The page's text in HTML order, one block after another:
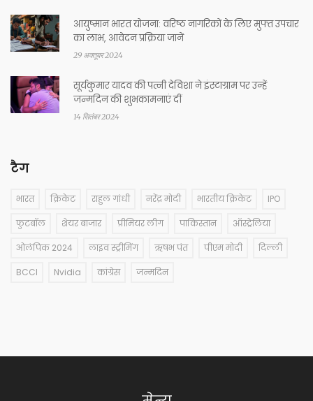
आयुष्मान भारत योजना: वरिष्ठ नागरिकों के लिए मुफ्त उपचार
का लाभ, आवेदन प्रक्रिया जानें
29 अक्तूबर 2024
सूर्यकुमार यादव की पत्नी देविशा ने इंस्टाग्राम पर उन्हें
जन्मदिन की शुभकामनाएं दीं
14 सितंबर 2024
टैग
भारत क्रिकेट राहुल गांधी नरेंद्र मोदी भारतीय क्रिकेट IPO
फुटबॉल शेयर बाजार प्रीमियर लीग पाकिस्तान ऑस्ट्रेलिया
ओलंपिक 2024 लाइव स्ट्रीमिंग ऋषभ पंत पीएम मोदी दिल्ली
BCCI Nvidia कांग्रेस जन्मदिन